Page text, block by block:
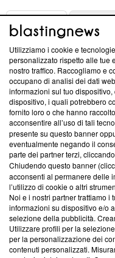
ABOUT
Questa sezione offre
News, sui nostri
creare news di qualità.
‘Trust Project - News with
ancora membro del
parte; Trust Project non
conformità agli standard.
Su di noi
Team editoriale
Corporate
Redazione
Informativa Privacy
Utilizziamo i cookie e
personalizzato rispetto alle tue
nostro traffico. Raccogliamo e
occupano di analisi dei dati
informazioni sul tuo dispositivo,
dispositivo, i quali potrebbero
fornito loro o che hanno
acconsentire all’uso di tali
presente su questo banner
eventualmente negando il
parte dei partner terzi,
Chiudendo questo banner
acconsenti al permanere delle
l’utilizzo di cookie o altri
Noi e i nostri partner trattiamo
informazioni su dispositivo e/o
selezione della pubblicità.
Utilizzare profili per la
per la personalizzazione dei
contenuti personalizzati.